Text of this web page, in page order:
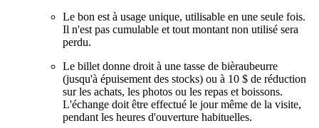
Le bon est à usage unique, utilisable en une seule fois.
Il n'est pas cumulable et tout montant non utilisé sera
perdu.
Le billet donne droit à une tasse de bièraubeurre
(jusqu'à épuisement des stocks) ou à 10 $ de réduction
sur les achats, les photos ou les repas et boissons.
L'échange doit être effectué le jour même de la visite,
pendant les heures d'ouverture habituelles.